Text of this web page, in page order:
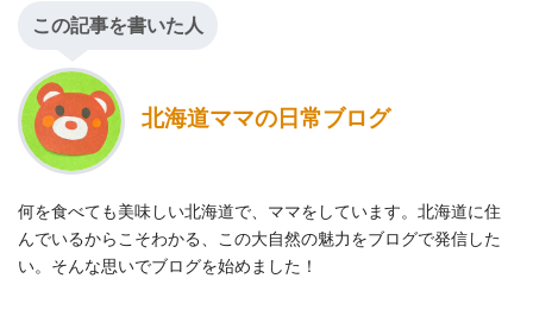
この記事を書いた人
北海道ママの日常ブログ
何を食べても美味しい北海道で、ママをしています。北海道に住
んでいるからこそわかる、この大自然の魅力をブログで発信した
い。そんな思いでブログを始めました！